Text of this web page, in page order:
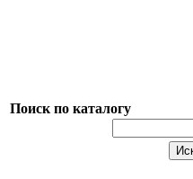
Поиск по каталогу